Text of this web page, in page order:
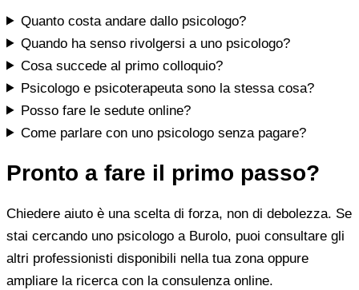
Quanto costa andare dallo psicologo?
Quando ha senso rivolgersi a uno psicologo?
Cosa succede al primo colloquio?
Psicologo e psicoterapeuta sono la stessa cosa?
Posso fare le sedute online?
Come parlare con uno psicologo senza pagare?
Pronto a fare il primo passo?
Chiedere aiuto è una scelta di forza, non di debolezza. Se
stai cercando uno psicologo a Burolo, puoi consultare gli
altri professionisti disponibili nella tua zona oppure
ampliare la ricerca con la consulenza online.